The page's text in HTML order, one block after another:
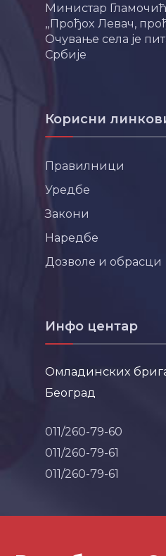
Министар
„Прођох Левач,
Очување села је
Србије
Корисни
Правилници
Уредбе
Закони
Наредбе
Дозволе и обрасци
Инфо центар
Омладинских
Београд
011/260-79-60
011/260-79-61
011/260-79-61